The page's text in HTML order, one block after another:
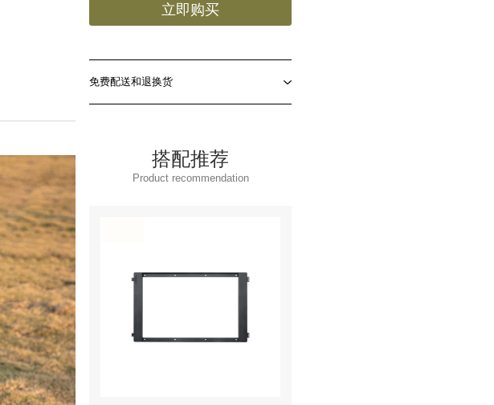
立即购买
免费配送和退换货
搭配推荐
Product recommendation